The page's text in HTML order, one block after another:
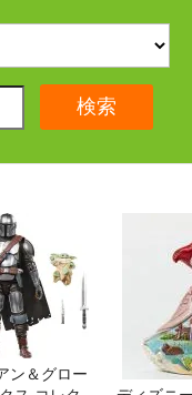
検索
ン＆グロー